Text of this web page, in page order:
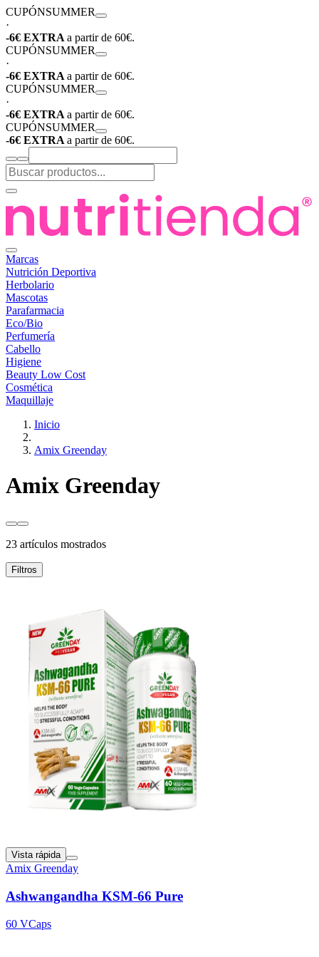
CUPÓNSUMMER
·
-6€ EXTRA a partir de 60€.
CUPÓNSUMMER
·
-6€ EXTRA a partir de 60€.
CUPÓNSUMMER
·
-6€ EXTRA a partir de 60€.
CUPÓNSUMMER
-6€ EXTRA a partir de 60€.
Marcas
Nutrición Deportiva
Herbolario
Mascotas
Parafarmacia
Eco/Bio
Perfumería
Cabello
Higiene
Beauty Low Cost
Cosmética
Maquillaje
Inicio
Amix Greenday
Amix Greenday
23 artículos mostrados
Filtros
Vista rápida
Amix Greenday
Ashwangandha KSM-66 Pure
60 VCaps